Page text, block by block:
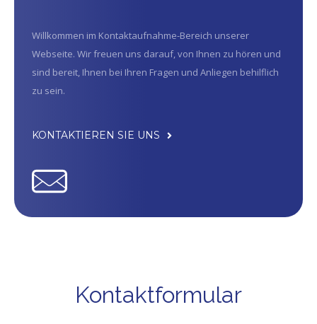
Willkommen im Kontaktaufnahme-Bereich unserer
Webseite. Wir freuen uns darauf, von Ihnen zu hören und
sind bereit, Ihnen bei Ihren Fragen und Anliegen behilflich
zu sein.
KONTAKTIEREN SIE UNS
Kontaktformular